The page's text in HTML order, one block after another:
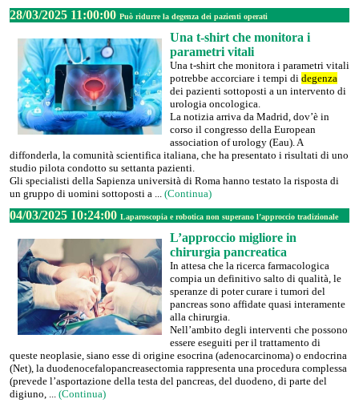
28/03/2025 11:00:00 Può ridurre la degenza dei pazienti operati
Una t-shirt che monitora i
parametri vitali
Una t-shirt che monitora i parametri vitali
potrebbe accorciare i tempi di degenza
dei pazienti sottoposti a un intervento di
urologia oncologica.
La notizia arriva da Madrid, dov’è in
corso il congresso della European
association of urology (Eau). A
diffonderla, la comunità scientifica italiana, che ha presentato i risultati di uno
studio pilota condotto su settanta pazienti.
Gli specialisti della Sapienza università di Roma hanno testato la risposta di
un gruppo di uomini sottoposti a ... (Continua)
04/03/2025 10:24:00 Laparoscopia e robotica non superano l’approccio tradizionale
L’approccio migliore in
chirurgia pancreatica
In attesa che la ricerca farmacologica
compia un definitivo salto di qualità, le
speranze di poter curare i tumori del
pancreas sono affidate quasi interamente
alla chirurgia.
Nell’ambito degli interventi che possono
essere eseguiti per il trattamento di
queste neoplasie, siano esse di origine esocrina (adenocarcinoma) o endocrina
(Net), la duodenocefalopancreasectomia rappresenta una procedura complessa
(prevede l’asportazione della testa del pancreas, del duodeno, di parte del
digiuno, ... (Continua)